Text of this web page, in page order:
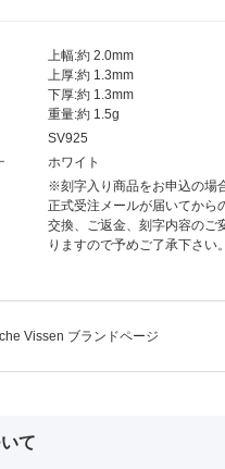
上幅:約 2.0mm
上厚:約 1.3mm
下厚:約 1.3mm
重量:約 1.5g
SV925
ホワイト
※刻字入り商品をお申込の場
正式受注メールが届いてから
交換、ご返金、刻字内容のご
りますので予めご了承下さい。
Vissen ブランドページ
て